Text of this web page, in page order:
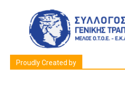
Proudly Created by